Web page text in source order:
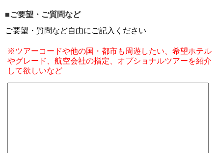
■ご要望・ご質問など
ご要望・質問など自由にご記入ください
※ツアーコードや他の国・都市も周遊したい、希望ホテル
やグレード、航空会社の指定、オプショナルツアーを紹介
して欲しいなど